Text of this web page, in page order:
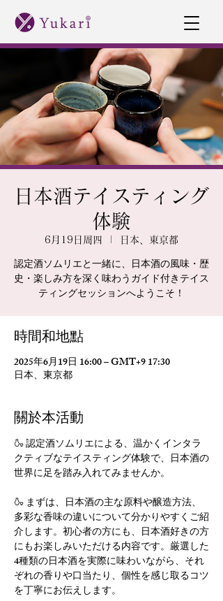
日本酒テイスティング
体験
6月19日周四 日本、東京都
認定酒ソムリエと一緒に、日本酒の風味・歴
史・楽しみ方を深く味わうガイド付きテイス
ティングセッションへようこそ！
時間和地點
2025年6月19日 16:00 – GMT+9 17:30
日本、東京都
關於本活動
🍶 認定酒ソムリエによる、温かくインタラ
クティブなテイスティング体験で、日本酒の
世界に足を踏み入れてみませんか。
🍶 まずは、日本酒の主な原料や醸造方法、
多彩な香味の違いについて分かりやすくご紹
介します。初心者の方にも、日本酒好きの方
にもお楽しみいただける内容です。厳選した
4種類の日本酒を実際に味わいながら、それ
ぞれの香りや口当たり、個性を感じ取るコツ
を丁寧にお伝えします。